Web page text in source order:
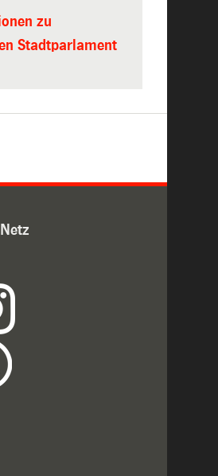
zu
Stadtparlament